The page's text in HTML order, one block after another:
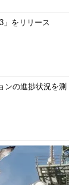
」をリリース
ンの進捗状況を測